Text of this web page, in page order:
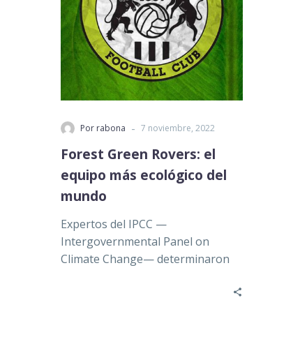
Por rabona - 7 noviembre, 2022
Forest Green Rovers: el
equipo más ecológico del
mundo
Expertos del IPCC —
Intergovernmental Panel on
Climate Change— determinaron